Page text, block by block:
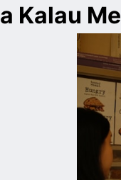
Kalau